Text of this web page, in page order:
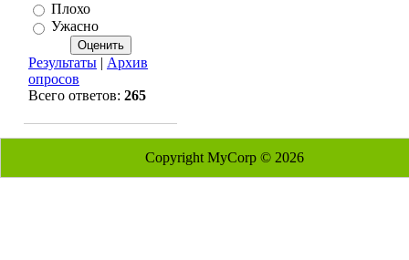
Плохо
Ужасно
Результаты | Архив
опросов
Всего ответов: 265
Copyright MyCorp © 2026